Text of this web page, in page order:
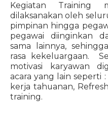
Kegiatan Training
dilaksanakan oleh
pimpinan hingga
pegawai diinginkan
sama lainnya,
rasa kekeluargaan.
motivasi karyawan
acara yang lain seperti
kerja tahuanan,
training.